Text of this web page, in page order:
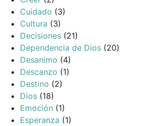
Cuidado (3)
Cultura (3)
Decisiones (21)
Dependencia de Dios (20)
Desanimo (4)
Descanzo (1)
Destino (2)
Dios (18)
Emoción (1)
Esperanza (1)